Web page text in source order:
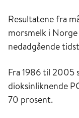
Resultatene fra
morsmelk i
nedadgående
Fra 1986 til 2005
dioksinliknende
70 prosent.